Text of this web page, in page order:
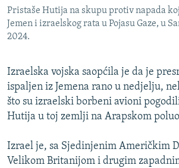
GENOCID U SREBRENICI
POPLAVE I KLIZIŠTA U BIH 2024.
POST SCRIPTUM
MOJA EVROPA
TRI DECENIJE OD RATA U BIH
SVE KARTE DEJTONA
NASTANAK I RASPAD JUGOSLAVIJE
PRATITE NAS
Pristaše Hutija na skupu protiv napada
Jemen i izraelskog rata u Pojasu Gaze, u
2024.
Izraelska vojska saopćila je da je
ispaljen iz Jemena rano u nedjelju,
što su izraelski borbeni avioni
Hutija u toj zemlji na Arapskom
Izrael je, sa Sjedinjenim Američkim
Velikom Britanijom i drugim